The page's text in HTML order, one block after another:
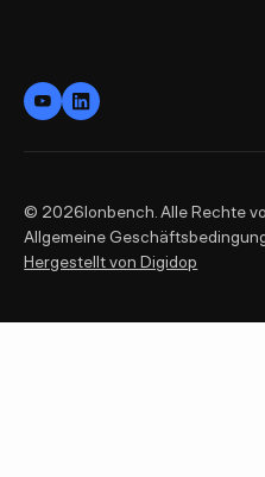
© 2026Ionbench. Alle Rechte
Allgemeine
Hergestellt von Digidop